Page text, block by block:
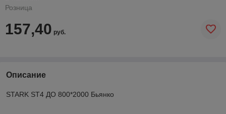
Розница
157,40 руб.
Описание
STARK ST4 ДО 800*2000 Бьянко